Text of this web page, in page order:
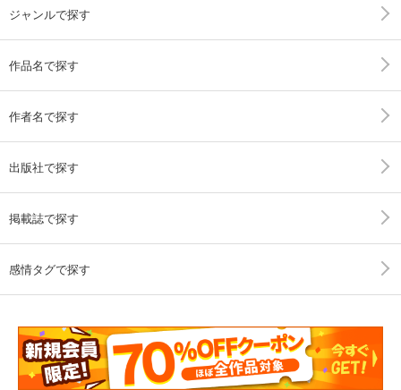
ジャンルで探す
作品名で探す
作者名で探す
出版社で探す
掲載誌で探す
感情タグで探す